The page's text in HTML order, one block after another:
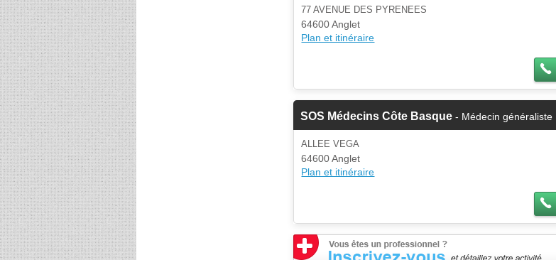
77 AVENUE DES PYRENEES
64600 Anglet
Plan et itinéraire
SOS Médecins Côte Basque - Médecin généraliste
ALLEE VEGA
64600 Anglet
Plan et itinéraire